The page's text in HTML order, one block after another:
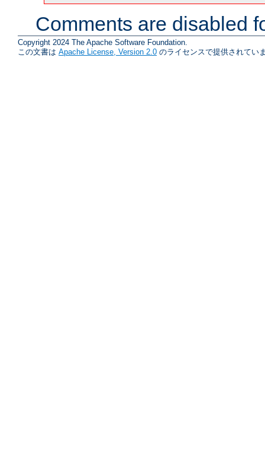
Comments are disabled
Copyright 2024 The Apache Software Foundation.
この文書は Apache License, Version 2.0 のライセンスで提供されてい